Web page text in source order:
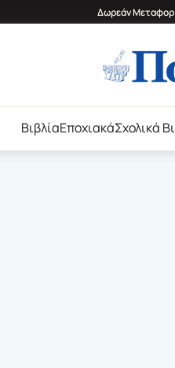
Δωρεάν
ΒιβλίαΕποχιακάΣχολικά